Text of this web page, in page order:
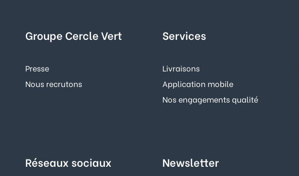
Groupe Cercle Vert
Presse
Nous recrutons
Services
Livraisons
Application mobile
Nos engagements qualité
Réseaux sociaux Newsletter